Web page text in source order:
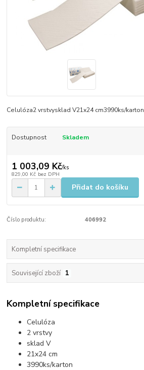
Celulóza2 vrstvysklad V21x24 cm3990ks/karton
Dostupnost Skladem
1 003,09 Kč/ks
829,00 Kč bez DPH
Přidat do košíku
Číslo produktu: 406992
Kompletní specifikace
Související zboží 1
Kompletní specifikace
Celulóza
2 vrstvy
sklad V
21x24 cm
3990ks/karton